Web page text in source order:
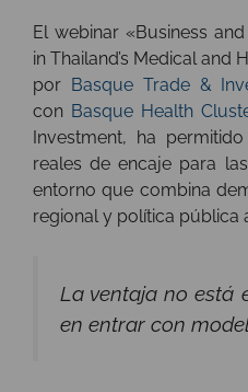
El webinar «Business
in Thailand’s Medical and
por Basque Trade &
con Basque Health
Investment, ha
reales de encaje para
entorno que combina
regional y política pública
La ventaja no está
en entrar con